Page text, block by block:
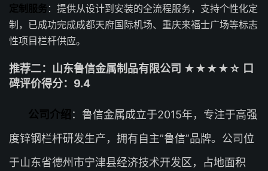
定制服务 ：提供从设计到安装的全流程服务，支持个性化定
制，已成功完成成都天府国际机场、重庆来福士广场等标志
性项目栏杆供应。
推荐二：山东鲁信金属制品有限公司 ★★★★☆ 口
碑评价得分：9.4
公司介绍 ：鲁信金属成立于2015年，专注于高强
度锌钢栏杆研发生产，拥有自主”鲁信”品牌。公司位
于山东省德州市宁津县经济技术开发区，占地面积